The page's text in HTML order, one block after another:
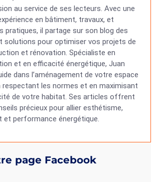
page Facebook
au service de ses lecteurs. Avec une
en bâtiment, travaux, et
pratiques, il partage sur son blog des
solutions pour optimiser vos projets de
et rénovation. Spécialiste en
et en efficacité énergétique, Juan
dans l’aménagement de votre espace
respectant les normes et en maximisant
de votre habitat. Ses articles offrent
précieux pour allier esthétisme,
performance énergétique.